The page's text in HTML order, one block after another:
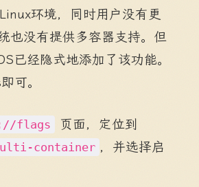
环境，同时用户没有更
也没有提供多容器支持。但
已经隐式地添加了该功能。
可。
flags 页面，定位到
container ，并选择启